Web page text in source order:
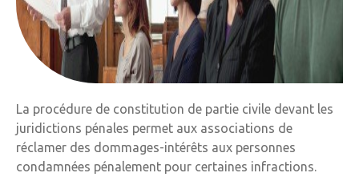
La procédure de constitution de partie civile devant les
juridictions pénales permet aux associations de
réclamer des dommages-intérêts aux personnes
condamnées pénalement pour certaines infractions.